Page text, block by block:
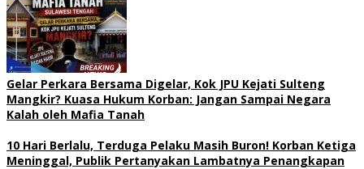
Gelar Perkara Bersama Digelar, Kok JPU Kejati Sulteng
Mangkir? Kuasa Hukum Korban: Jangan Sampai Negara
Kalah oleh Mafia Tanah
10 Hari Berlalu, Terduga Pelaku Masih Buron! Korban Ketiga
Meninggal, Publik Pertanyakan Lambatnya Penangkapan